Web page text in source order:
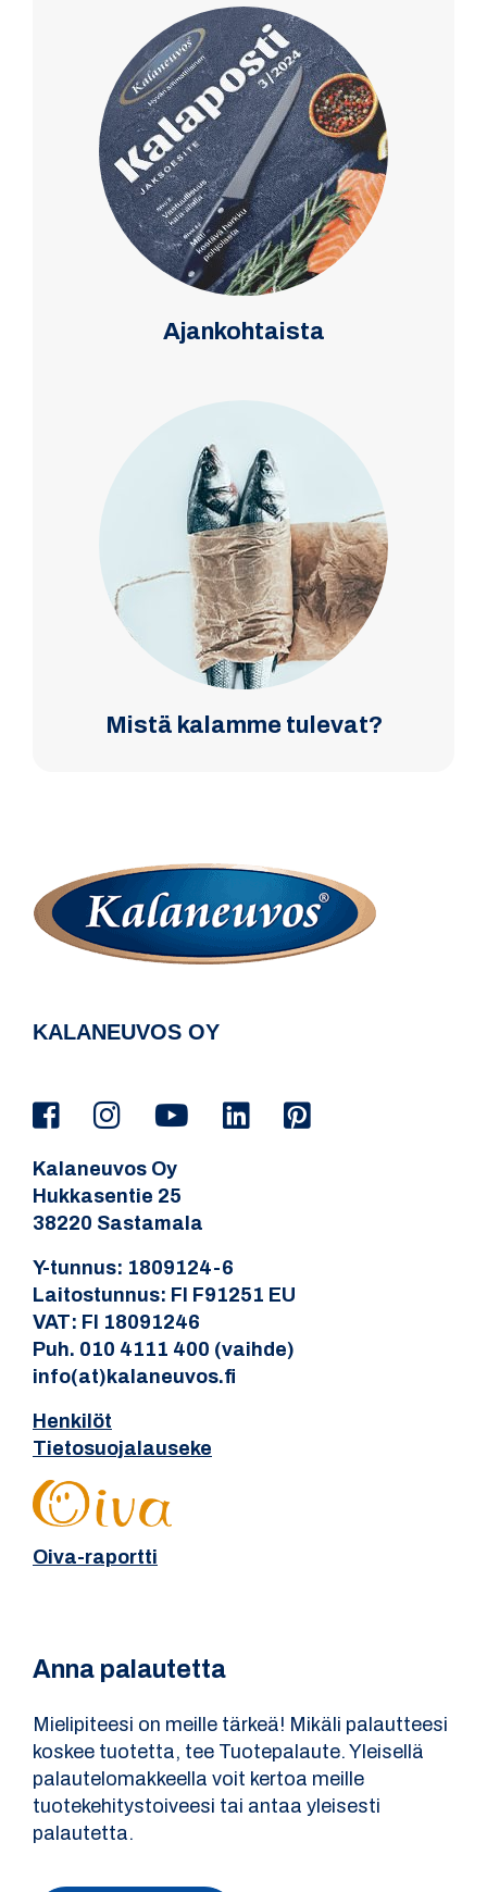
Ajankohtaista
Mistä kalamme tulevat?
KALANEUVOS OY
Kalaneuvos Oy
Hukkasentie 25
38220 Sastamala
Y-tunnus: 1809124-6
Laitostunnus: FI F91251 EU
VAT: FI 18091246
Puh. 010 4111 400 (vaihde)
info(at)kalaneuvos.fi
Henkilöt
Tietosuojalauseke
Oiva-raportti
Anna palautetta
Mielipiteesi on meille tärkeä! Mikäli palautteesi
koskee tuotetta, tee Tuotepalaute. Yleisellä
palautelomakkeella voit kertoa meille
tuotekehitystoiveesi tai antaa yleisesti
palautetta.